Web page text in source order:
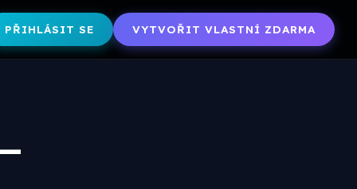
PŘIHLÁSIT SE VYTVOŘIT VLASTNÍ ZDARMA